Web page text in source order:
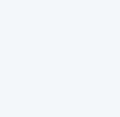
betroffenen
lasse sich mit
andere weisen
daran liegt, dass
Kindern passt –
haben es mit